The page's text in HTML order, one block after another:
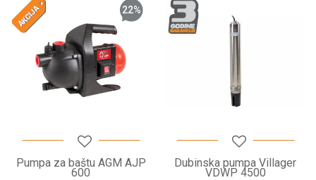
22%
Pumpa za baštu AGM AJP
600
Dubinska pumpa Villager
VDWP 4500